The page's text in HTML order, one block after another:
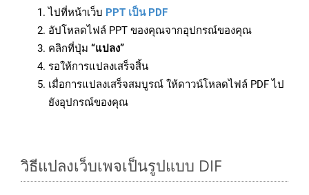
ไปที่หน้าเว็บ PPT เป็น PDF
อัปโหลดไฟล์ PPT ของคุณจากอุปกรณ์ของคุณ
คลิกที่ปุ่ม “แปลง”
รอให้การแปลงเสร็จสิ้น
เมื่อการแปลงเสร็จสมบูรณ์ ให้ดาวน์โหลดไฟล์ PDF ไป
ยังอุปกรณ์ของคุณ
วิธีแปลงเว็บเพจเป็นรูปแบบ DIF